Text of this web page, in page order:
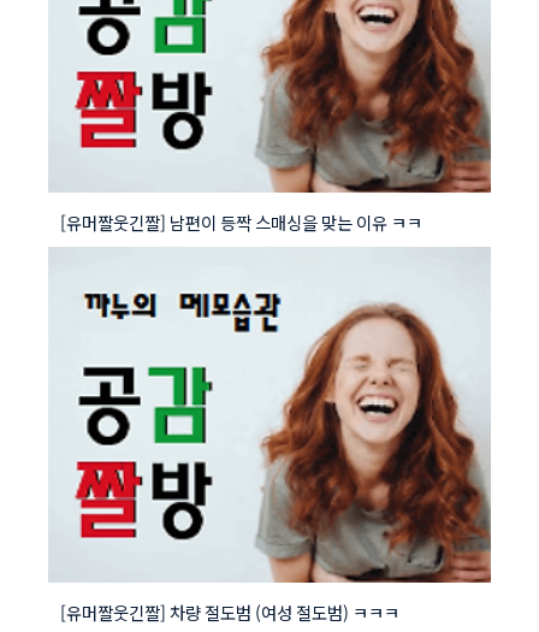
[유머짤웃긴짤] 남편이 등짝 스매싱을 맞는 이유 ㅋㅋ
[유머짤웃긴짤] 차량 절도범 (여성 절도범) ㅋㅋㅋ